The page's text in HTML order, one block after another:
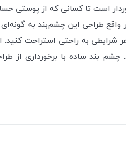
است تا کسانی که از پوستی
طراحی این چشم‌بند به
شرایطی به راحتی استراحت
بند ساده با برخورداری از